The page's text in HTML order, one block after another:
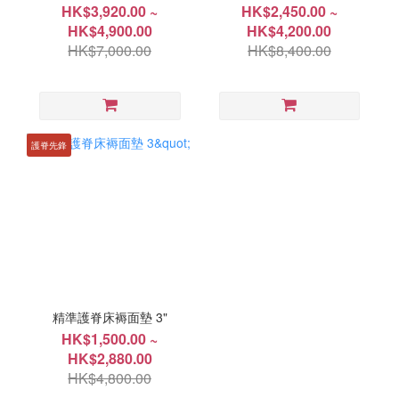
HK$3,920.00 ~
HK$4,900.00
HK$7,000.00
HK$2,450.00 ~
HK$4,200.00
HK$8,400.00
護脊先鋒
精準護脊床褥面墊 3"
HK$1,500.00 ~
HK$2,880.00
HK$4,800.00